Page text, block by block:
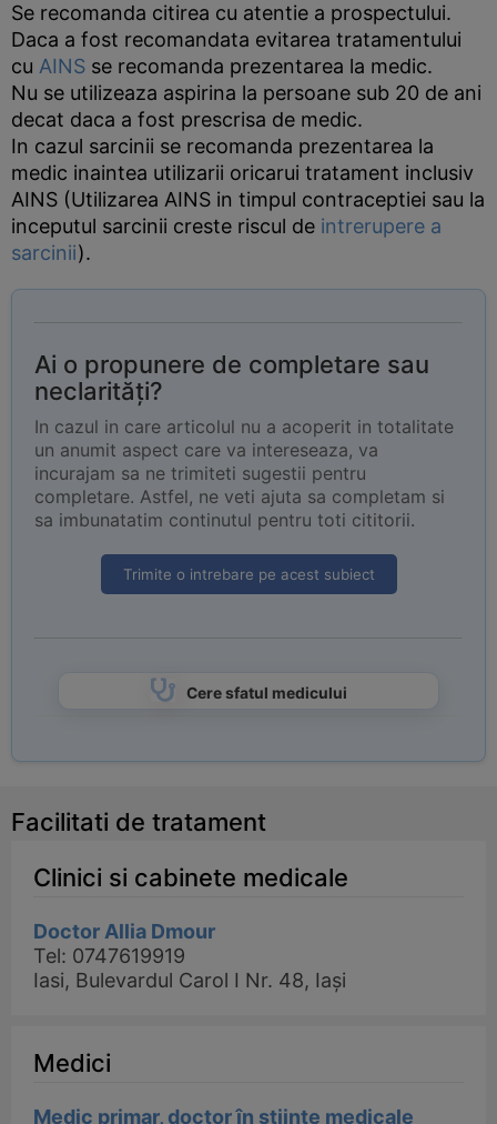
Se recomanda citirea cu atentie a prospectului.
Daca a fost recomandata evitarea tratamentului
cu AINS se recomanda prezentarea la medic.
Nu se utilizeaza aspirina la persoane sub 20 de ani
decat daca a fost prescrisa de medic.
In cazul sarcinii se recomanda prezentarea la
medic inaintea utilizarii oricarui tratament inclusiv
AINS (Utilizarea AINS in timpul contraceptiei sau la
inceputul sarcinii creste riscul de intrerupere a
sarcinii).
Ai o propunere de completare sau
neclarități?
In cazul in care articolul nu a acoperit in totalitate
un anumit aspect care va intereseaza, va
incurajam sa ne trimiteti sugestii pentru
completare. Astfel, ne veti ajuta sa completam si
sa imbunatatim continutul pentru toti cititorii.
Trimite o intrebare pe acest subiect
Cere sfatul medicului
Facilitati de tratament
Clinici si cabinete medicale
Doctor Allia Dmour
Tel: 0747619919
Iasi, Bulevardul Carol I Nr. 48, Iași
Medici
Medic primar, doctor în științe medicale